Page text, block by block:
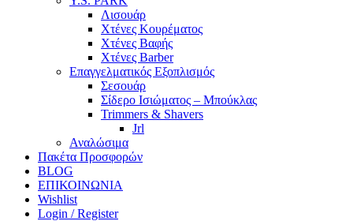
Λισουάρ
Χτένες Κουρέματος
Χτένες Βαφής
Χτένες Barber
Επαγγελματικός Εξοπλισμός
Σεσουάρ
Σίδερο Ισιώματος – Μπούκλας
Trimmers & Shavers
Jrl
Αναλώσιμα
Πακέτα Προσφορών
BLOG
ΕΠΙΚΟΙΝΩΝΙΑ
Wishlist
Login / Register